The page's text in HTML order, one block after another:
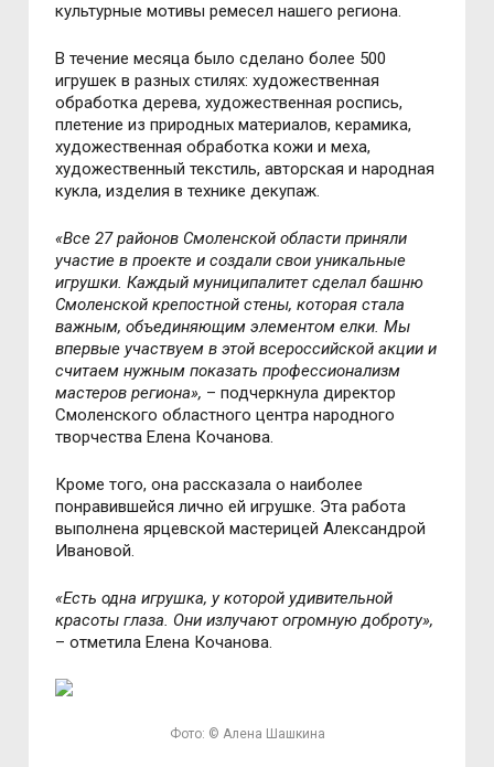
культурные мотивы ремесел нашего региона.
В течение месяца было сделано более 500
игрушек в разных стилях: художественная
обработка дерева, художественная роспись,
плетение из природных материалов, керамика,
художественная обработка кожи и меха,
художественный текстиль, авторская и народная
кукла, изделия в технике декупаж.
«Все 27 районов Смоленской области приняли
участие в проекте и создали свои уникальные
игрушки. Каждый муниципалитет сделал башню
Смоленской крепостной стены, которая стала
важным, объединяющим элементом елки. Мы
впервые участвуем в этой всероссийской акции и
считаем нужным показать профессионализм
мастеров региона», – подчеркнула директор
Смоленского областного центра народного
творчества Елена Кочанова.
Кроме того, она рассказала о наиболее
понравившейся лично ей игрушке. Эта работа
выполнена ярцевской мастерицей Александрой
Ивановой.
«Есть одна игрушка, у которой удивительной
красоты глаза. Они излучают огромную доброту»,
– отметила Елена Кочанова.
Фото: © Алена Шашкина